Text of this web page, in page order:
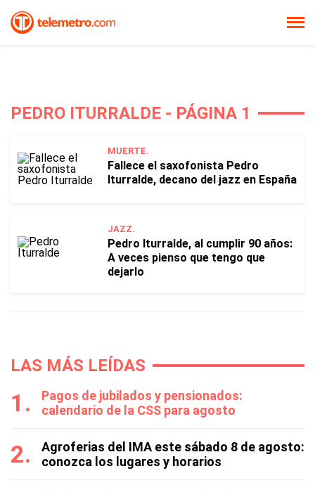
PEDRO ITURRALDE - PÁGINA 1
MUERTE.
Fallece el saxofonista Pedro
Iturralde, decano del jazz en España
JAZZ.
Pedro Iturralde, al cumplir 90 años:
A veces pienso que tengo que
dejarlo
LAS MÁS LEÍDAS
Pagos de jubilados y pensionados:
calendario de la CSS para agosto
Agroferias del IMA este sábado 8 de agosto:
conozca los lugares y horarios